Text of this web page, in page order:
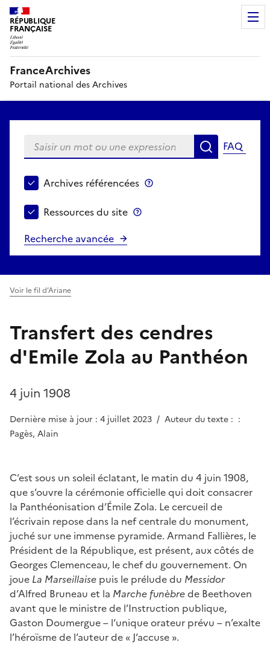
RÉPUBLIQUE
FRANÇAISE
FranceArchives
Portail national des Archives
Saisir un mot ou une expression Rechercher
FAQ
Choisir le périmètre de recherche
Archives référencées
Ressources du site
Recherche avancée
Voir le fil d’Ariane
Transfert des cendres
d'Emile Zola au Panthéon
4 juin 1908
Dernière mise à jour : 4 juillet 2023 / Auteur du texte : :
Pagès, Alain
C’est sous un soleil éclatant, le matin du 4 juin 1908,
que s’ouvre la cérémonie officielle qui doit consacrer
la Panthéonisation d’Émile Zola. Le cercueil de
l’écrivain repose dans la nef centrale du monument,
juché sur une immense pyramide. Armand Fallières, le
Président de la République, est présent, aux côtés de
Georges Clemenceau, le chef du gouvernement. On
joue La Marseillaise puis le prélude du Messidor
d’Alfred Bruneau et la Marche funèbrede Beethoven
avant que le ministre de l’Instruction publique,
Gaston Doumergue – l’unique orateur prévu – n’exalte
l’héroïsme de l’auteur de « J’accuse ».